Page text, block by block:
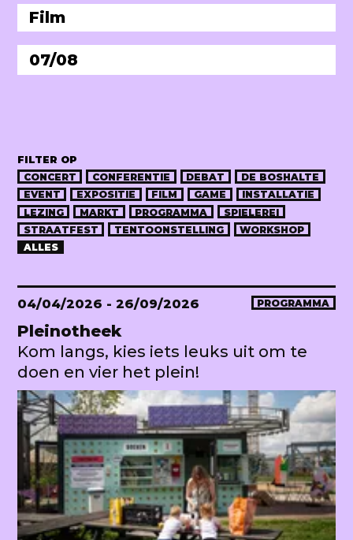
07/08
Film
FILTER OP
CONCERT
CONFERENTIE DEBAT
DE BOSHALTE
EVENT
EXPOSITIE FILM GAME
INSTALLATIE
LEZING
MARKT PROGRAMMA
SPIELEREI
STRAATFEST
TENTOONSTELLING
WORKSHOP
ALLES
04/04/2026 - 26/09/2026 PROGRAMMA
Pleinotheek
Kom langs, kies iets leuks uit om te
doen en vier het plein!